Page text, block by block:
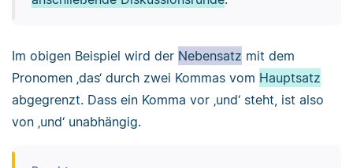
Im obigen Beispiel wird der Nebensatz mit dem
Pronomen ‚das‘ durch zwei Kommas vom Hauptsatz
abgegrenzt. Dass ein Komma vor ‚und‘ steht, ist also
von ‚und‘ unabhängig.